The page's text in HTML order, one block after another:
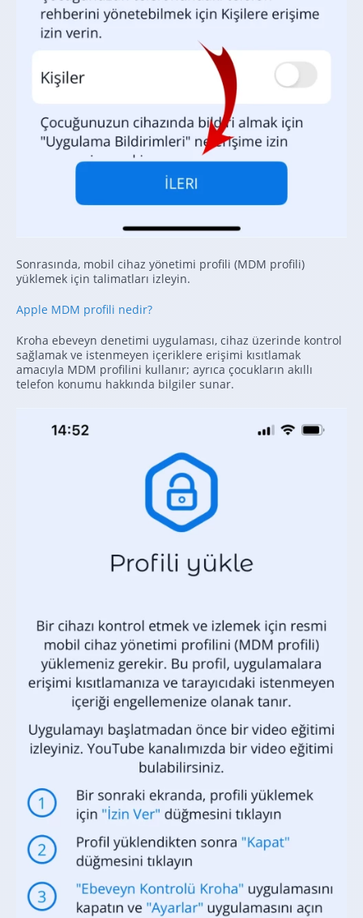
Sonrasında, mobil cihaz yönetimi profili (MDM profili)
yüklemek için talimatları izleyin.
Apple MDM profili nedir?
Kroha ebeveyn denetimi uygulaması, cihaz üzerinde kontrol
sağlamak ve istenmeyen içeriklere erişimi kısıtlamak
amacıyla MDM profilini kullanır; ayrıca çocukların akıllı
telefon konumu hakkında bilgiler sunar.